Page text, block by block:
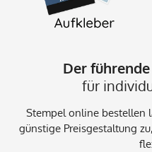
Der
für
Stempel online bestellen
günstige Preisgestaltung